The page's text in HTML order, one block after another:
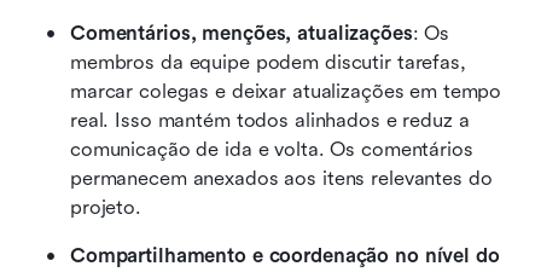
Comentários, menções, atualizações: Os
membros da equipe podem discutir tarefas,
marcar colegas e deixar atualizações em tempo
real. Isso mantém todos alinhados e reduz a
comunicação de ida e volta. Os comentários
permanecem anexados aos itens relevantes do
projeto.
Compartilhamento e coordenação no nível do